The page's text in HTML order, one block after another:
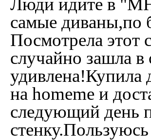
Люди идите в
самые диваны,по
Посмотрела этот
случайно
удивлена!Купила
на homeme и
следующий день